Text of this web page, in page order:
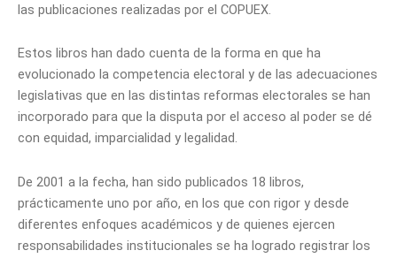
las publicaciones realizadas por el COPUEX.
Estos libros han dado cuenta de la forma en que ha
evolucionado la competencia electoral y de las adecuaciones
legislativas que en las distintas reformas electorales se han
incorporado para que la disputa por el acceso al poder se dé
con equidad, imparcialidad y legalidad.
De 2001 a la fecha, han sido publicados 18 libros,
prácticamente uno por año, en los que con rigor y desde
diferentes enfoques académicos y de quienes ejercen
responsabilidades institucionales se ha logrado registrar los